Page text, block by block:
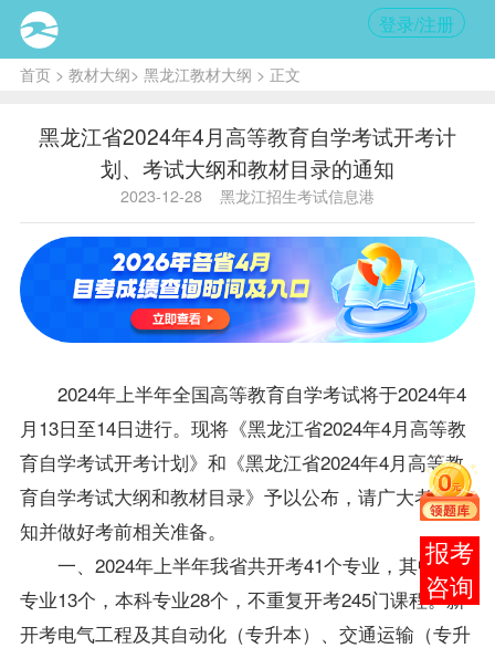
登录/注册
首页> 教材大纲> 黑龙江教材大纲 > 正文
黑龙江省2024年4月高等教育自学考试开考计
划、考试大纲和教材目录的通知
2023-12-28 黑龙江招生考试信息港
2024年上半年全国高等教育自学考试将于2024年4
月13日至14日进行。现将《黑龙江省2024年4月高等教
育自学考试开考计划》和《黑龙江省2024年4月高等教
育自学考试大纲和教材目录》予以公布，请广大考生周
知并做好考前相关准备。
一、2024年上半年我省共开考41个专业，其中专科
专业13个，本科专业28个，不重复开考245门课程。新
开考电气工程及其自动化（专升本）、交通运输（专升
在线
客服